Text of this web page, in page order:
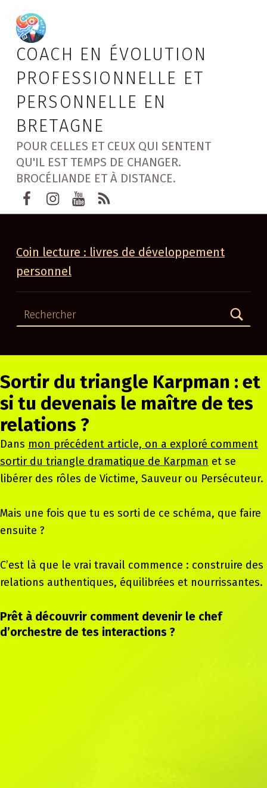
COACH EN ÉVOLUTION
PROFESSIONNELLE ET
PERSONNELLE EN
BRETAGNE
POUR CELLES ET CEUX QUI SENTENT
QU'IL EST TEMPS DE CHANGER.
BROCÉLIANDE ET À DISTANCE.
Page Facebook Marie GUERY
instagram Marie GUERY
Youtube Marie GUERY
Rss Marie Guéry
Coin lecture : livres de développement
personnel
Sortir du triangle Karpman : et
si tu devenais le maître de tes
relations ?
Dans mon précédent article, on a exploré comment
sortir du triangle dramatique de Karpman et se
libérer des rôles de Victime, Sauveur ou Persécuteur.
Mais une fois que tu es sorti de ce schéma, que faire
ensuite ?
C’est là que le vrai travail commence : construire des
relations authentiques, équilibrées et nourrissantes.
Prêt à découvrir comment devenir le chef
d’orchestre de tes interactions ?